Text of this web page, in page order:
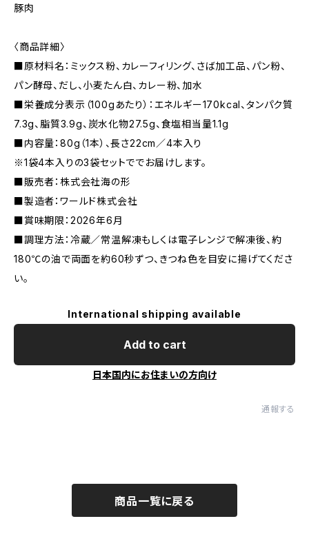
豚肉
〈商品詳細〉
■原材料名：ミックス粉、カレーフィリング、さば加工品、パン粉、
パン酵母、だし、小麦たん白、カレー粉、加水
■栄養成分表示（100gあたり）：エネルギー170kcal、タンパク質
7.3g、脂質3.9g、炭水化物27.5g、食塩相当量1.1g
■内容量：80g（1本）、長さ22cm／4本入り
※1袋4本入りの3袋セットででお届けします。
■販売者：株式会社海の形
■製造者：ワールド株式会社
■賞味期限：2026年6月
■調理方法：冷蔵／常温解凍もしくは電子レンジで解凍後、約
180℃の油で両面を約60秒ずつ、きつね色を目安に揚げてくださ
い。
International shipping available
Add to cart
日本国内にお住まいの方向け
通報する
商品一覧に戻る